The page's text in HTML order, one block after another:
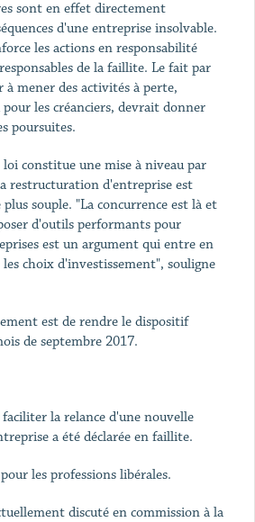
sont en effet directement
d'une entreprise insolvable.
les actions en responsabilité
de la faillite. Le fait par
mener des activités à perte,
les créanciers, devrait donner
poursuites.
constitue une mise à niveau par
restructuration d'entreprise est
souple. "La concurrence est là et
d'outils performants pour
est un argument qui entre en
choix d'investissement", souligne
est de rendre le dispositif
de septembre 2017.
la relance d'une nouvelle
a été déclarée en faillite.
les professions libérales.
discuté en commission à la